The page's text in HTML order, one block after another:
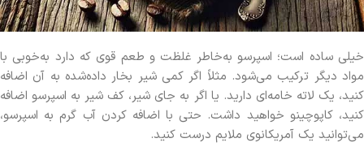
خیلی ساده است؛ اسپرسو به‌خاطر غلظت و طعم قوی‌ که دارد به‌خوبی با
مواد دیگر ترکیب می‌شود. مثلاً اگر کمی شیر بخار داده‌شده به آن اضافه
کنید، یک لاته خامه‌ای دارید. یا اگر به جای شیر، کف شیر به اسپرسو اضافه
کنید، کاپوچینو خواهید داشت. حتی با اضافه کردن آب گرم به اسپرسو،
می‌توانید یک آمریکانوی ملایم درست کنید.